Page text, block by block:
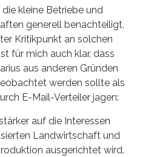
kleine Betriebe und
generell benachteiligt,
Kritikpunkt an solchen
für mich auch klar, dass
aus anderen Gründen
werden sollte als
E-Mail-Verteiler jagen:
auf die Interessen
Landwirtschaft und
ausgerichtet wird.